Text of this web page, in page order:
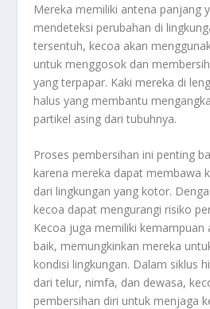
Mereka memiliki antena panjang
mendeteksi perubahan di
tersentuh, kecoa akan
untuk menggosok dan
yang terpapar. Kaki mereka di
halus yang membantu
partikel asing dari tubuhnya.
Proses pembersihan ini penting
karena mereka dapat membawa
dari lingkungan yang kotor.
kecoa dapat mengurangi risiko
Kecoa juga memiliki kemampuan
baik, memungkinkan mereka
kondisi lingkungan. Dalam siklus
dari telur, nimfa, dan dewasa,
pembersihan diri untuk menjaga